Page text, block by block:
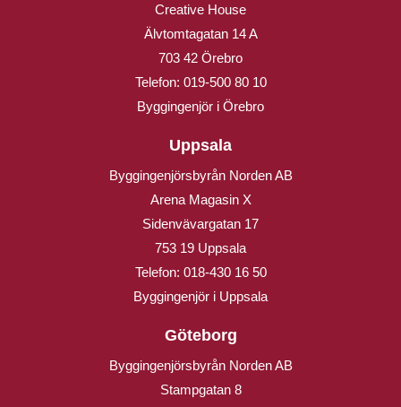
Creative House
Älvtomtagatan 14 A
703 42 Örebro
Telefon: 019-500 80 10
Byggingenjör i Örebro
Uppsala
Byggingenjörsbyrån Norden AB
Arena Magasin X
Sidenvävargatan 17
753 19 Uppsala
Telefon: 018-430 16 50
Byggingenjör i Uppsala
Göteborg
Byggingenjörsbyrån Norden AB
Stampgatan 8